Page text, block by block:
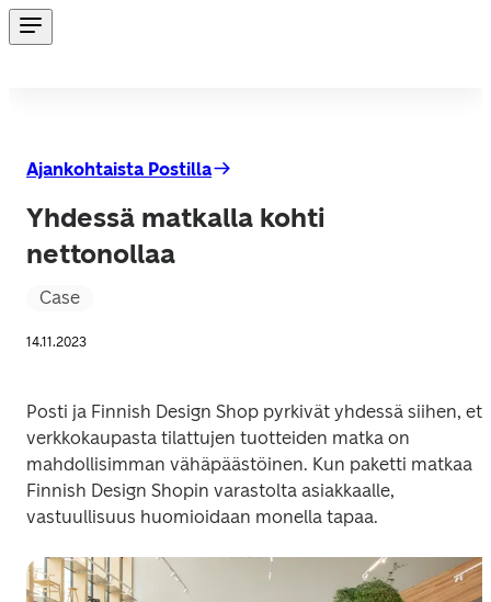
Ajankohtaista Postilla
Yhdessä matkalla kohti
nettonollaa
Case
14.11.2023
Posti ja Finnish Design Shop pyrkivät yhdessä siihen,
verkkokaupasta tilattujen tuotteiden matka on
mahdollisimman vähäpäästöinen. Kun paketti matkaa
Finnish Design Shopin varastolta asiakkaalle,
vastuullisuus huomioidaan monella tapaa.